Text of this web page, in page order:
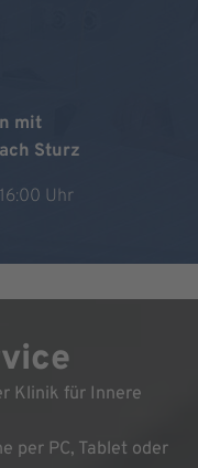
mit
Sturz
Uhr
Klinik für Innere
per PC, Tablet oder